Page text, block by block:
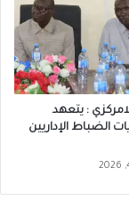
: يتعهد
الضباط الإداريين